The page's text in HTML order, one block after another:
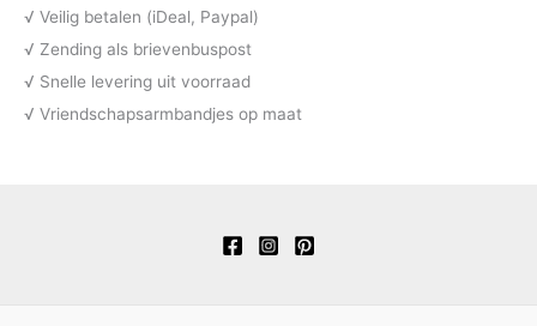
√ Veilig betalen (iDeal, Paypal)
√ Zending als brievenbuspost
√ Snelle levering uit voorraad
√ Vriendschapsarmbandjes op maat